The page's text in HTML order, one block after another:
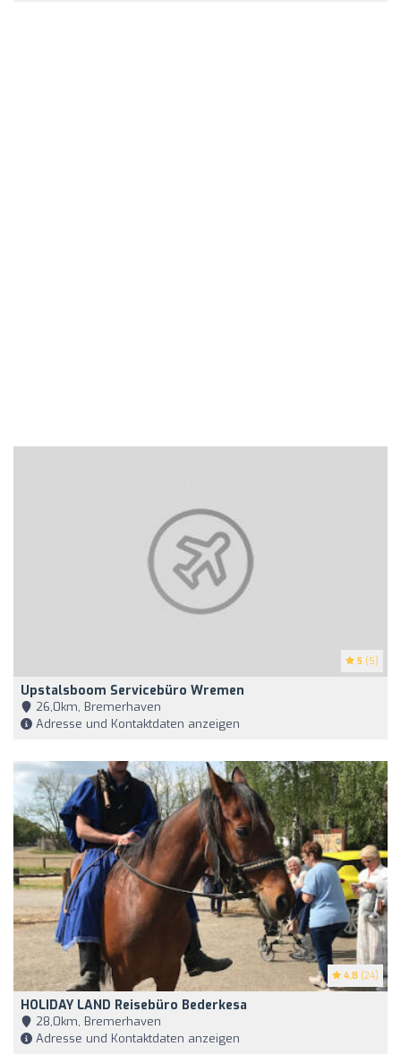
5 (5)
Upstalsboom Servicebüro Wremen
26,0km, Bremerhaven
Adresse und Kontaktdaten anzeigen
4.8 (24)
HOLIDAY LAND Reisebüro Bederkesa
28,0km, Bremerhaven
Adresse und Kontaktdaten anzeigen